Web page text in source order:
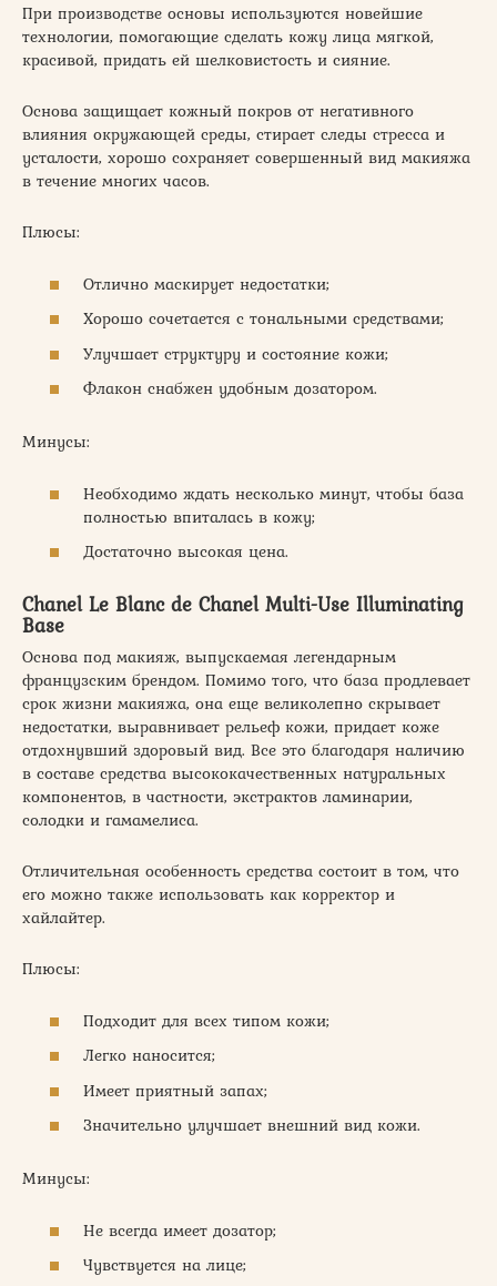
При производстве основы используются новейшие
технологии, помогающие сделать кожу лица мягкой,
красивой, придать ей шелковистость и сияние.
Основа защищает кожный покров от негативного
влияния окружающей среды, стирает следы стресса и
усталости, хорошо сохраняет совершенный вид макияжа
в течение многих часов.
Плюсы:
Отлично маскирует недостатки;
Хорошо сочетается с тональными средствами;
Улучшает структуру и состояние кожи;
Флакон снабжен удобным дозатором.
Минусы:
Необходимо ждать несколько минут, чтобы база
полностью впиталась в кожу;
Достаточно высокая цена.
Chanel Le Blanc de Chanel Multi-Use Illuminating
Base
Основа под макияж, выпускаемая легендарным
французским брендом. Помимо того, что база продлевает
срок жизни макияжа, она еще великолепно скрывает
недостатки, выравнивает рельеф кожи, придает коже
отдохнувший здоровый вид. Все это благодаря наличию
в составе средства высококачественных натуральных
компонентов, в частности, экстрактов ламинарии,
солодки и гамамелиса.
Отличительная особенность средства состоит в том, что
его можно также использовать как корректор и
хайлайтер.
Плюсы:
Подходит для всех типом кожи;
Легко наносится;
Имеет приятный запах;
Значительно улучшает внешний вид кожи.
Минусы:
Не всегда имеет дозатор;
Чувствуется на лице;